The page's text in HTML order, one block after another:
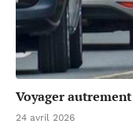
Voyager
24 avril 2026